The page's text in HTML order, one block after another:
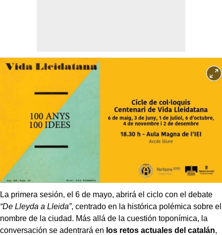
La primera sesión, el 6 de mayo, abrirá el ciclo con el debate
“De Lleyda a Lleida”, centrado en la histórica polémica sobre el
nombre de la ciudad. Más allá de la cuestión toponímica, la
conversación se adentrará en los retos actuales del catalán,